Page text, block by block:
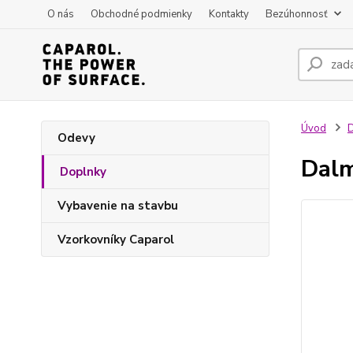
O nás Obchodné podmienky Kontakty Bezúhonnosť
Odevy
Doplnky
Vybavenie na stavbu
Vzorkovníky Caparol
Úvod